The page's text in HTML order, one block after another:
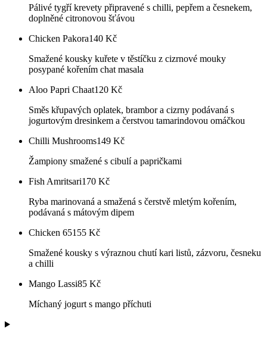
Pálivé tygří krevety připravené s chilli, pepřem a česnekem,
doplněné citronovou šťávou
Chicken Pakora140 Kč
Smažené kousky kuřete v těstíčku z cizrnové mouky
posypané kořením chat masala
Aloo Papri Chaat120 Kč
Směs křupavých oplatek, brambor a cizrny podávaná s
jogurtovým dresinkem a čerstvou tamarindovou omáčkou
Chilli Mushrooms149 Kč
Žampiony smažené s cibulí a papričkami
Fish Amritsari170 Kč
Ryba marinovaná a smažená s čerstvě mletým kořením,
podávaná s mátovým dipem
Chicken 65155 Kč
Smažené kousky s výraznou chutí kari listů, zázvoru, česneku
a chilli
Mango Lassi85 Kč
Míchaný jogurt s mango příchuti